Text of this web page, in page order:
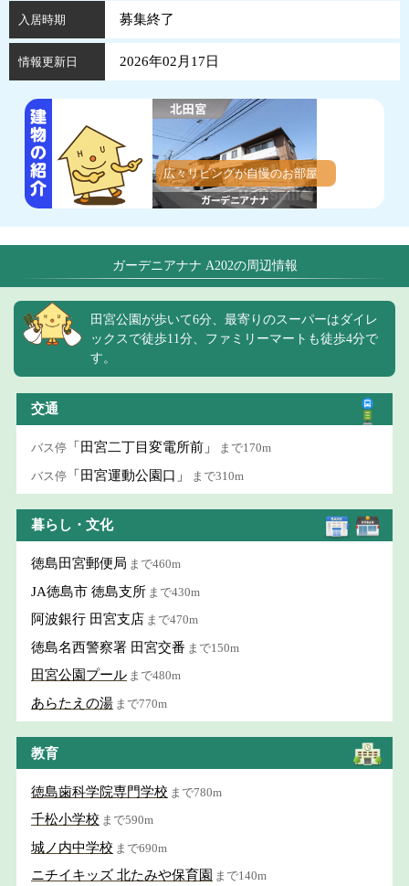
入居時期 募集終了
情報更新日 2026年02月17日
広々リビングが自慢のお部屋
ガーデニアナナ A202の周辺情報
田宮公園が歩いて6分、最寄りのスーパーはダイレ
ックスで徒歩11分、ファミリーマートも徒歩4分で
す。
交通
バス停 「田宮二丁目変電所前」 まで170m
バス停 「田宮運動公園口」 まで310m
暮らし・文化
徳島田宮郵便局 まで460m
JA徳島市 徳島支所 まで430m
阿波銀行 田宮支店 まで470m
徳島名西警察署 田宮交番 まで150m
田宮公園プール まで480m
あらたえの湯 まで770m
教育
徳島歯科学院専門学校 まで780m
千松小学校 まで590m
城ノ内中学校 まで690m
ニチイキッズ 北たみや保育園 まで140m